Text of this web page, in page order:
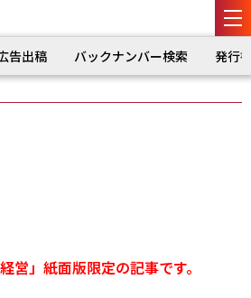
告出稿 バックナンバー検索 発行
営」紙面版限定の記事です。